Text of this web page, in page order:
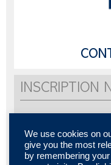
INSCRIPTION
Vous souhaitez être
Inscrivez-vous pour
We use cookies on
give you the most
by remembering